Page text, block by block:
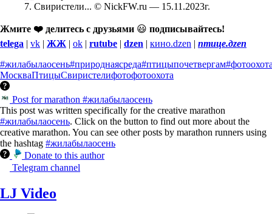
7. Свиристели... © NickFW.ru — 15.11.2023г.
Жмите ❤️ делитесь с друзьями 😃 подписывайтесь!
telega | vk | ЖЖ | ok | rutube | dzen | кино.dzen | птице.дzen
#жилабылаосень#природнаясреда#птицыпочетвергам
МоскваПтицыСвиристелифотофотоохота
Post for marathon #жилабылаосень
This post was written specifically for the creative marathon
#жилабылаосень. Click on the button to find out more about the
creative marathon. You can see other posts by marathon runners using
the hashtag #жилабылаосень
Donate to this author
Telegram channel
LJ Video